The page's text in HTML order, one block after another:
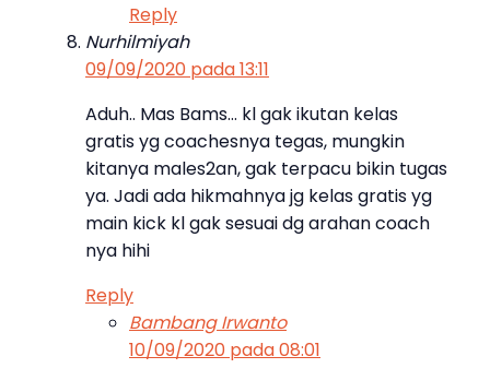
Reply
Nurhilmiyah
09/09/2020 pada 13:11
Aduh.. Mas Bams… kl gak ikutan kelas
gratis yg coachesnya tegas, mungkin
kitanya males2an, gak terpacu bikin tugas
ya. Jadi ada hikmahnya jg kelas gratis yg
main kick kl gak sesuai dg arahan coach
nya hihi
Reply
Bambang Irwanto
10/09/2020 pada 08:01